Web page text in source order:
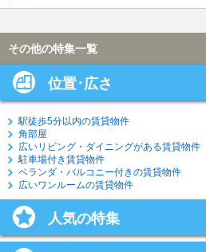
その他の特集一覧
位置･広さ
駅徒歩5分以内の賃貸物件
角部屋
広いリビング・ダイニングがある賃貸物件
駐車場付き賃貸物件
ベランダ・バルコニー付きの賃貸物件
広いワンルームの賃貸物件
人気の特集